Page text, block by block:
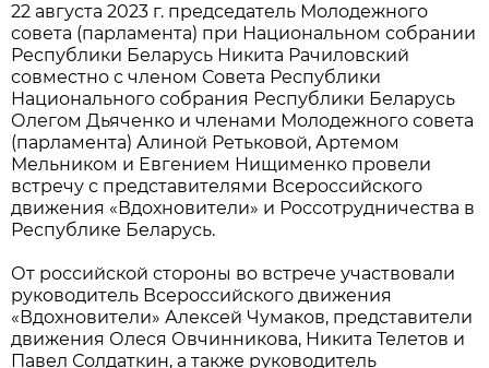
22 августа 2023 г. председатель Молодежного
совета (парламента) при Национальном собрании
Республики Беларусь Никита Рачиловский
совместно с членом Совета Республики
Национального собрания Республики Беларусь
Олегом Дьяченко и членами Молодежного совета
(парламента) Алиной Ретьковой, Артемом
Мельником и Евгением Нищименко провели
встречу с представителями Всероссийского
движения «Вдохновители» и Россотрудничества в
Республике Беларусь.
От российской стороны во встрече участвовали
руководитель Всероссийского движения
«Вдохновители» Алексей Чумаков, представители
движения Олеся Овчинникова, Никита Телетов и
Павел Солдаткин, а также руководитель